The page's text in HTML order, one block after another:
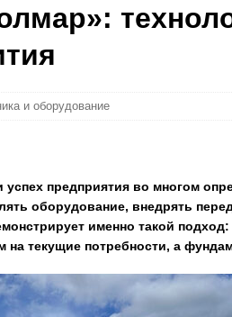
и оборудование
предприятия во многом
оборудование, внедрять
именно такой
на текущие потребности, а